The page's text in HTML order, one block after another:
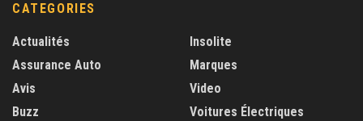
CATEGORIES
Actualités
Assurance Auto
Avis
Buzz
Insolite
Marques
Video
Voitures Électriques